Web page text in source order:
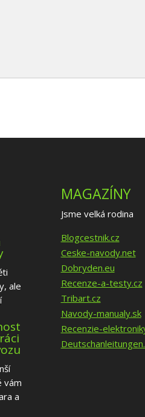
ale
vám
a
MAGAZÍNY
Jsme velká rodina
Blogcestnik.cz
Ceske-navody.net
Dobryden.eu
Recenze-a-testy.cz
Tribart.cz
Navody-manualy.sk
Recenzie-